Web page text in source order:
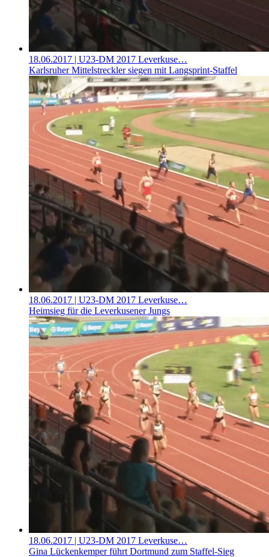
18.06.2017 | U23-DM 2017 Leverkuse…
Karlsruher Mittelstreckler siegen mit Langsprint-Staffel
18.06.2017 | U23-DM 2017 Leverkuse…
Heimsieg für die Leverkusener Jungs
18.06.2017 | U23-DM 2017 Leverkuse…
Gina Lückenkemper führt Dortmund zum Staffel-Sieg